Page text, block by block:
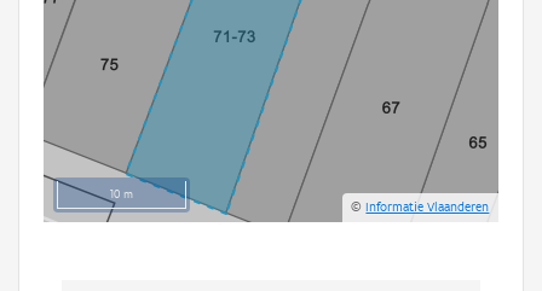
10 m
©Informatie Vlaanderen